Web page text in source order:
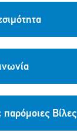
παρόμοιες Βίλες